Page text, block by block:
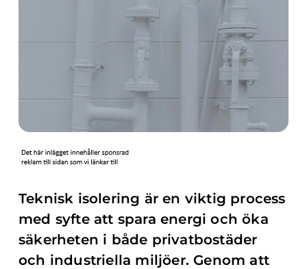
Teknisk isolering är en viktig process
med syfte att spara energi och öka
säkerheten i både privatbostäder
och industriella miljöer. Genom att